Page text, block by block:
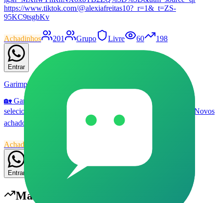
https://www.tiktok.com/@alexiafreitas10?_r=1&_t=ZS-
95KC9tsgbKv
Achadinhos 201 Grupo Livre 60 198
Entrar
Garimpo Casa, Construção & Ferramentas
🏡 Garimpo Casa, Construção & Ferramentas ✨ Promoções
selecionadas para casa, decoração, reforma e organização. 🛠️ Novos
achados todos os dias.
Achadinhos
Entrar
Mais populares em